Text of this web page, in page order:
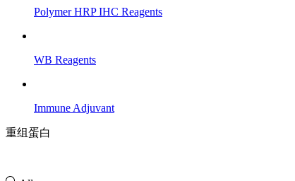
Polymer HRP IHC Reagents
WB Reagents
Immune Adjuvant
重组蛋白